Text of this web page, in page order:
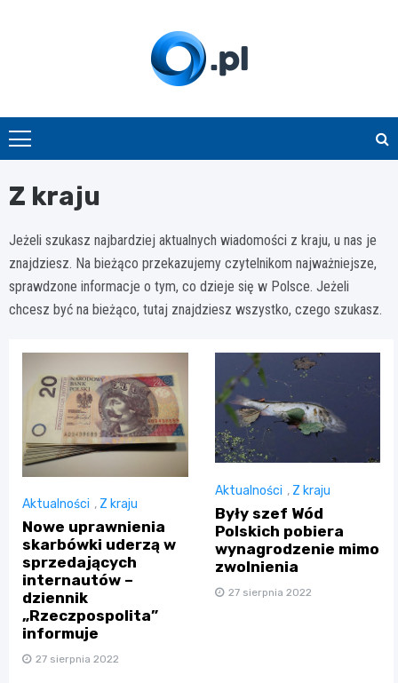
O.pl
Z kraju
Jeżeli szukasz najbardziej aktualnych wiadomości z kraju, u nas je
znajdziesz. Na bieżąco przekazujemy czytelnikom najważniejsze,
sprawdzone informacje o tym, co dzieje się w Polsce. Jeżeli
chcesz być na bieżąco, tutaj znajdziesz wszystko, czego szukasz.
Aktualności , Z kraju
Nowe uprawnienia
skarbówki uderzą w
sprzedających
internautów –
dziennik
„Rzeczpospolita”
informuje
27 sierpnia 2022
Aktualności , Z kraju
Były szef Wód
Polskich pobiera
wynagrodzenie mimo
zwolnienia
27 sierpnia 2022